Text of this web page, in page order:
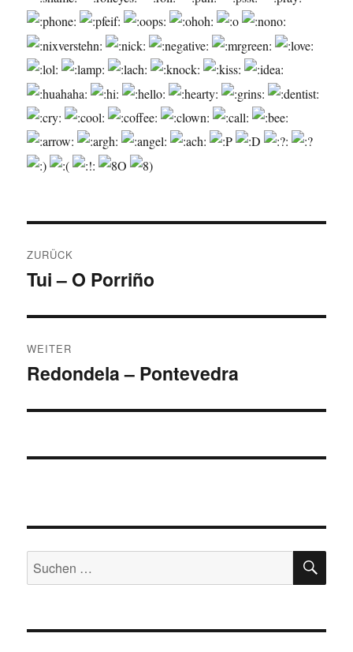
ZURÜCK
Vorheriger
Tui – O Porriño
WEITER
Nächster
Redondela – Pontevedra
Suchen
nach: